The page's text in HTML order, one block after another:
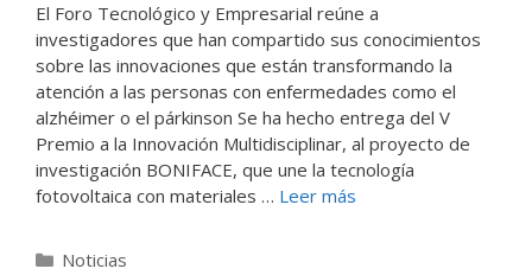
El Foro Tecnológico y Empresarial reúne a
investigadores que han compartido sus conocimientos
sobre las innovaciones que están transformando la
atención a las personas con enfermedades como el
alzhéimer o el párkinson Se ha hecho entrega del V
Premio a la Innovación Multidisciplinar, al proyecto de
investigación BONIFACE, que une la tecnología
fotovoltaica con materiales … Leer más
Categorías
Noticias